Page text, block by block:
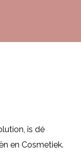
is dé
en Cosmetiek.